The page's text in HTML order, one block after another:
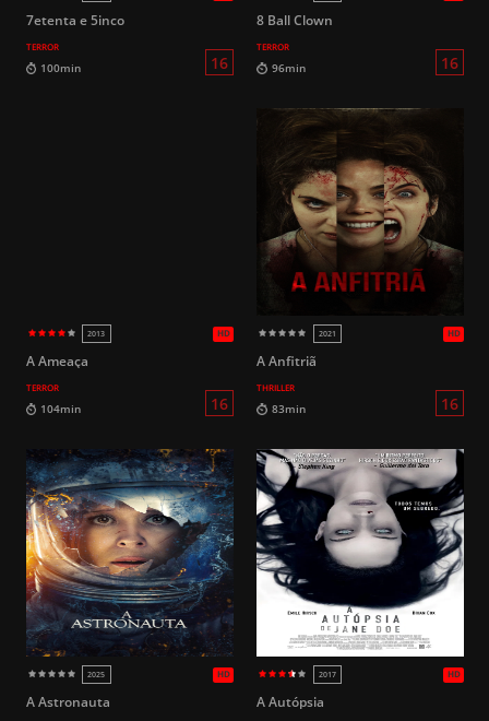
HD
HD
14
7etenta e 5inco
TERROR
8 Ball Clown
TERROR
A Ameaça
TERROR
A Anfitriã
THRILLER
A Astronauta A Autópsia